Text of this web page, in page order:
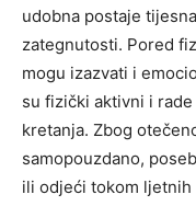
udobna postaje
zategnutosti. Pored
mogu izazvati i
su fizički aktivni i
kretanja. Zbog
samopouzdano,
ili odjeći tokom ljetnih